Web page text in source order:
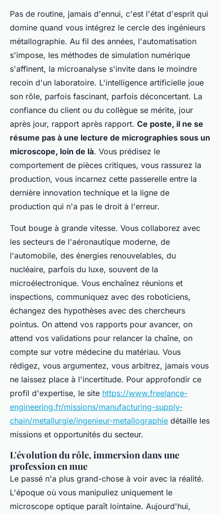
Pas de routine, jamais d'ennui, c'est l'état d'esprit qui
domine quand vous intégrez le cercle des ingénieurs
métallographie. Au fil des années, l'automatisation
s'impose, les méthodes de simulation numérique
s'affinent, la microanalyse s'invite dans le moindre
recoin d'un laboratoire. L'intelligence artificielle joue
son rôle, parfois fascinant, parfois déconcertant. La
confiance du client ou du collègue se mérite, jour
après jour, rapport après rapport. Ce poste, il ne se
résume pas à une lecture de micrographies sous un
microscope, loin de là. Vous prédisez le
comportement de pièces critiques, vous rassurez la
production, vous incarnez cette passerelle entre la
dernière innovation technique et la ligne de
production qui n'a pas le droit à l'erreur.
Tout bouge à grande vitesse. Vous collaborez avec
les secteurs de l'aéronautique moderne, de
l'automobile, des énergies renouvelables, du
nucléaire, parfois du luxe, souvent de la
microélectronique. Vous enchaînez réunions et
inspections, communiquez avec des roboticiens,
échangez des hypothèses avec des chercheurs
pointus. On attend vos rapports pour avancer, on
attend vos validations pour relancer la chaîne, on
compte sur votre médecine du matériau. Vous
rédigez, vous argumentez, vous arbitrez, jamais vous
ne laissez place à l'incertitude. Pour approfondir ce
profil d'expertise, le site https://www.freelance-
engineering.fr/missions/manufacturing-supply-
chain/metallurgie/ingenieur-metallographie détaille les
missions et opportunités du secteur.
L'évolution du rôle, immersion dans une
profession en mue
Le passé n'a plus grand-chose à voir avec la réalité.
L'époque où vous manipuliez uniquement le
microscope optique paraît lointaine. Aujourd'hui,